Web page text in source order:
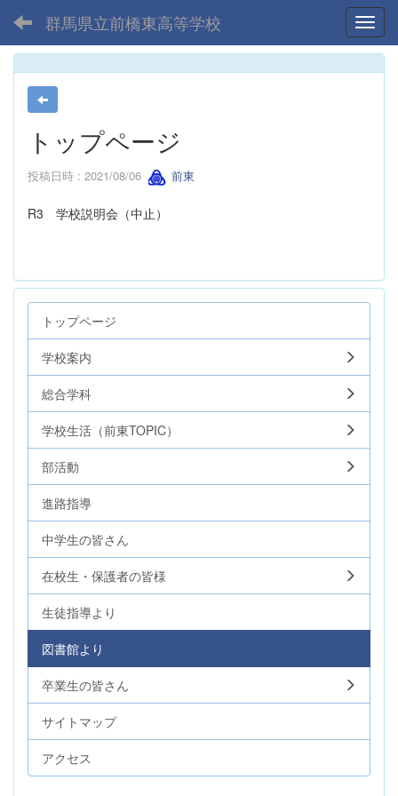
群馬県立前橋東高等学校
トップページ
投稿日時 : 2021/08/06 前東
R3 学校説明会（中止）
トップページ
学校案内
総合学科
学校生活（前東TOPIC）
部活動
進路指導
中学生の皆さん
在校生・保護者の皆様
生徒指導より
図書館より
卒業生の皆さん
サイトマップ
アクセス